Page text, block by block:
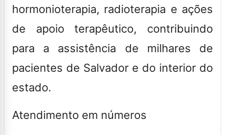
hormonioterapia, radioterapia e ações
de apoio terapêutico, contribuindo
para a assistência de milhares de
pacientes de Salvador e do interior do
estado.
Atendimento em números